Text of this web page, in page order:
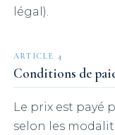
légal).
ARTICLE 4
Conditions de
Le prix est payé
selon les